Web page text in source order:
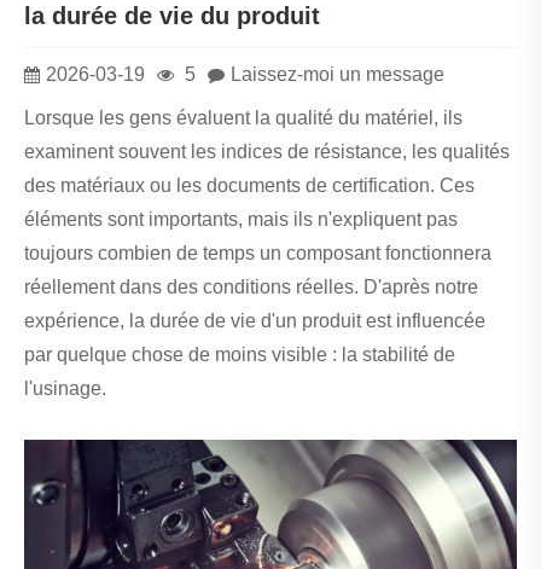
la durée de vie du produit
2026-03-19 5 Laissez-moi un message
Lorsque les gens évaluent la qualité du matériel, ils
examinent souvent les indices de résistance, les qualités
des matériaux ou les documents de certification. Ces
éléments sont importants, mais ils n'expliquent pas
toujours combien de temps un composant fonctionnera
réellement dans des conditions réelles. D'après notre
expérience, la durée de vie d'un produit est influencée
par quelque chose de moins visible : la stabilité de
l'usinage.